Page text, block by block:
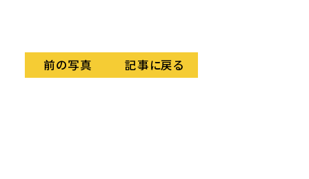
前の写真 記事に戻る